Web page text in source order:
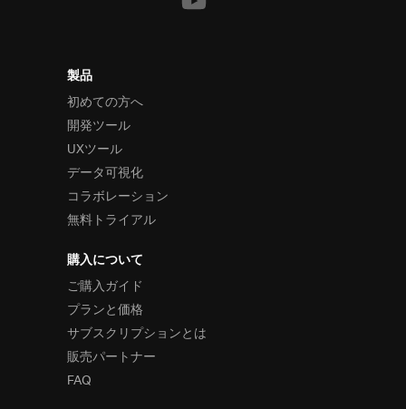
製品
初めての方へ
開発ツール
UXツール
データ可視化
コラボレーション
無料トライアル
購入について
ご購入ガイド
プランと価格
サブスクリプションとは
販売パートナー
FAQ